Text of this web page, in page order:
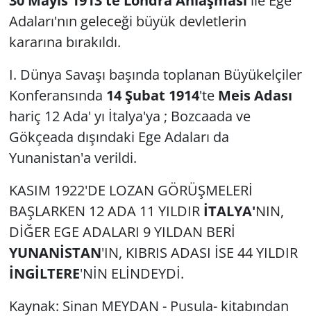
Adaları'nın geleceği büyük devletlerin
kararına bırakıldı.
I. Dünya Savaşı başında toplanan Büyükelçiler
Konferansında 14 Şubat 1914'te Meis Adası
hariç 12 Ada' yı İtalya'ya ; Bozcaada ve
Gökçeada dışındaki Ege Adaları da
Yunanistan'a verildi.
KASIM 1922'DE LOZAN GÖRÜŞMELERİ
BAŞLARKEN 12 ADA 11 YILDIR İTALYA'NIN,
DİĞER EGE ADALARI 9 YILDAN BERİ
YUNANİSTAN'IN, KIBRIS ADASI İSE 44 YILDIR
İNGİLTERE'NİN ELİNDEYDİ.
Kaynak: Sinan MEYDAN - Pusula- kitabından